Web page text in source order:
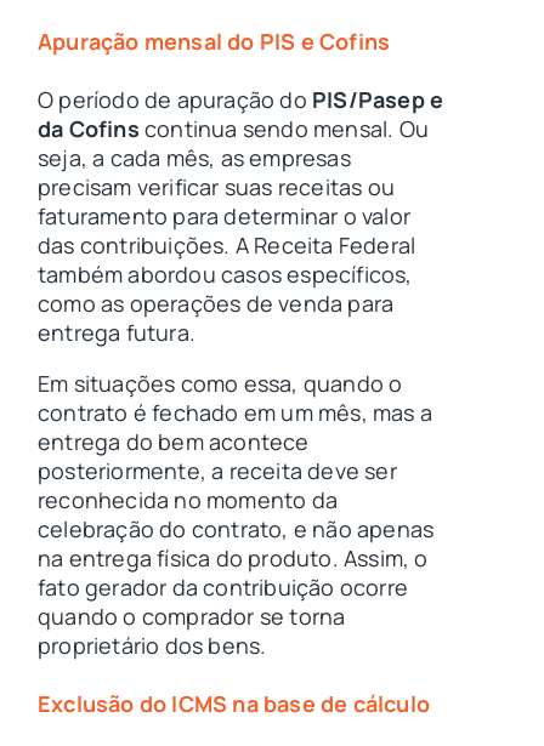
Apuração mensal do PIS e Cofins
O período de apuração do PIS/Pasep e
da Cofins continua sendo mensal. Ou
seja, a cada mês, as empresas
precisam verificar suas receitas ou
faturamento para determinar o valor
das contribuições. A Receita Federal
também abordou casos específicos,
como as operações de venda para
entrega futura.
Em situações como essa, quando o
contrato é fechado em um mês, mas a
entrega do bem acontece
posteriormente, a receita deve ser
reconhecida no momento da
celebração do contrato, e não apenas
na entrega física do produto. Assim, o
fato gerador da contribuição ocorre
quando o comprador se torna
proprietário dos bens.
Exclusão do ICMS na base de cálculo